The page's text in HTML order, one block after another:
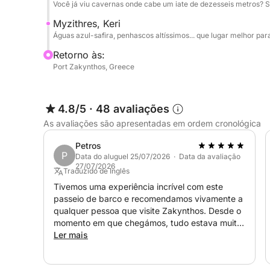
retorna ao porto após um dia verdadeiramente
elegantes e paisagens excepcionais.
Este iate é ideal para cruzeiros diários de até 18
skipper e anfitriã, oferecendo também
áreas sombreadas, uma plataforma de banho
gelo, minicozinha, ducha externa e espaçosas
No interior, o iate combina estilo refinado com
cabines master lindamente decoradas, com
totalmente equipada, um salão elegante, amplo
sistema de água doce e entretenimento a
projetado, este iate oferece uma combinação
inesquecíveis ao redor de Zakynthos.
Atenção!
Você já viu cavernas onde cabe um iate de dezesseis metros?
Myzithres, Keri
Águas azul-safira, penhascos altíssimos... que lugar melhor
Retorno às:
Port Zakynthos, Greece
4.8/5 · 48 avaliações
As avaliações são apresentadas em ordem cronológica
P
Petros
Data do aluguel 25/07/2026 · Data da avaliação
27/07/2026
Traduzido de Inglês
Tivemos uma experiência incrível com este
passeio de barco e recomendamos vivamente a
qualquer pessoa que visite Zakynthos. Desde o
momento em que chegámos, tudo estava muito
bem organizado e confortável. O iate era
Ler mais